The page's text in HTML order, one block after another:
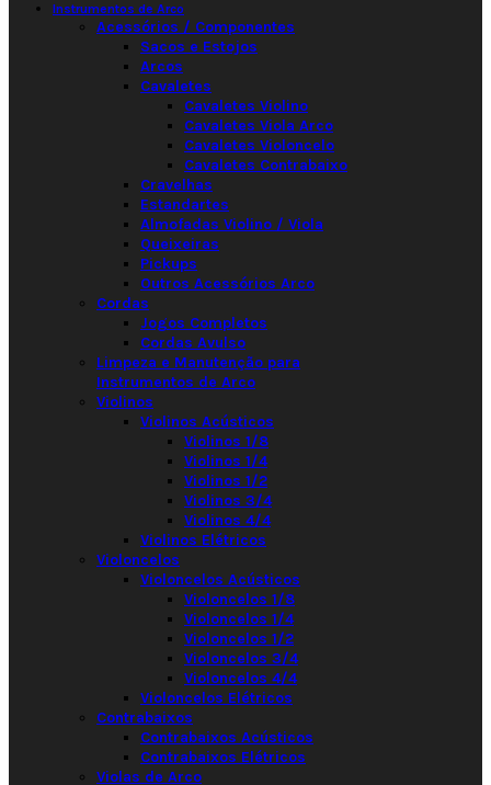
Instrumentos de Arco
Acessórios / Componentes
Sacos e Estojos
Arcos
Cavaletes
Cavaletes Violino
Cavaletes Viola Arco
Cavaletes Violoncelo
Cavaletes Contrabaixo
Cravelhas
Estandartes
Almofadas Violino / Viola
Queixeiras
Pickups
Outros Acessórios Arco
Cordas
Jogos Completos
Cordas Avulso
Limpeza e Manutenção para
Instrumentos de Arco
Violinos
Violinos Acústicos
Violinos 1/8
Violinos 1/4
Violinos 1/2
Violinos 3/4
Violinos 4/4
Violinos Elétricos
Violoncelos
Violoncelos Acústicos
Violoncelos 1/8
Violoncelos 1/4
Violoncelos 1/2
Violoncelos 3/4
Violoncelos 4/4
Violoncelos Elétricos
Contrabaixos
Contrabaixos Acústicos
Contrabaixos Elétricos
Violas de Arco